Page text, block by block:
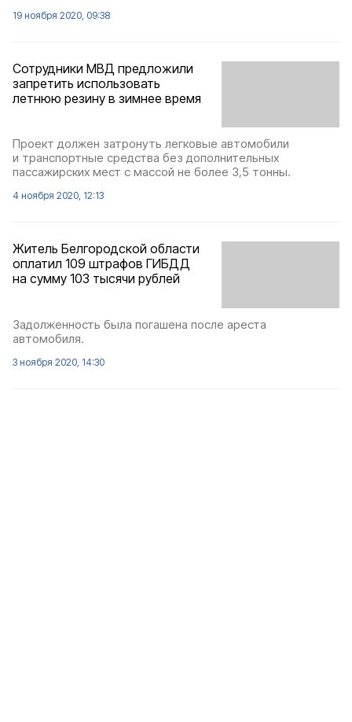
19 ноября 2020, 09:38
Сотрудники МВД предложили
запретить использовать
летнюю резину в зимнее время
Проект должен затронуть легковые автомобили
и транспортные средства без дополнительных
пассажирских мест с массой не более 3,5 тонны.
4 ноября 2020, 12:13
Житель Белгородской области
оплатил 109 штрафов ГИБДД
на сумму 103 тысячи рублей
Задолженность была погашена после ареста
автомобиля.
3 ноября 2020, 14:30